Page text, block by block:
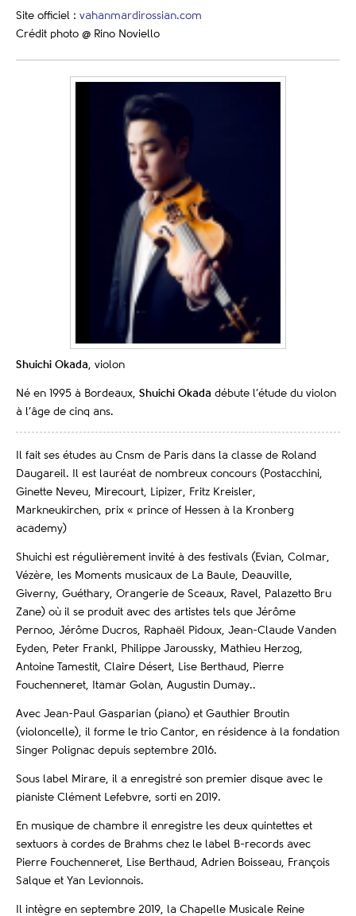
Site officiel : vahanmardirossian.com
Crédit photo @ Rino Noviello
Shuichi Okada, violon
Né en 1995 à Bordeaux, Shuichi Okada débute l’étude du violon
à l’âge de cinq ans.
Il fait ses études au Cnsm de Paris dans la classe de Roland
Daugareil. Il est lauréat de nombreux concours (Postacchini,
Ginette Neveu, Mirecourt, Lipizer, Fritz Kreisler,
Markneukirchen, prix « prince of Hessen à la Kronberg
academy)
Shuichi est régulièrement invité à des festivals (Evian, Colmar,
Vézère, les Moments musicaux de La Baule, Deauville,
Giverny, Guéthary, Orangerie de Sceaux, Ravel, Palazetto Bru
Zane) où il se produit avec des artistes tels que Jérôme
Pernoo, Jérôme Ducros, Raphaël Pidoux, Jean-Claude Vanden
Eyden, Peter Frankl, Philippe Jaroussky, Mathieu Herzog,
Antoine Tamestit, Claire Désert, Lise Berthaud, Pierre
Fouchenneret, Itamar Golan, Augustin Dumay..
Avec Jean-Paul Gasparian (piano) et Gauthier Broutin
(violoncelle), il forme le trio Cantor, en résidence à la fondation
Singer Polignac depuis septembre 2016.
Sous label Mirare, il a enregistré son premier disque avec le
pianiste Clément Lefebvre, sorti en 2019.
En musique de chambre il enregistre les deux quintettes et
sextuors à cordes de Brahms chez le label B-records avec
Pierre Fouchenneret, Lise Berthaud, Adrien Boisseau, François
Salque et Yan Levionnois.
Il intègre en septembre 2019, la Chapelle Musicale Reine